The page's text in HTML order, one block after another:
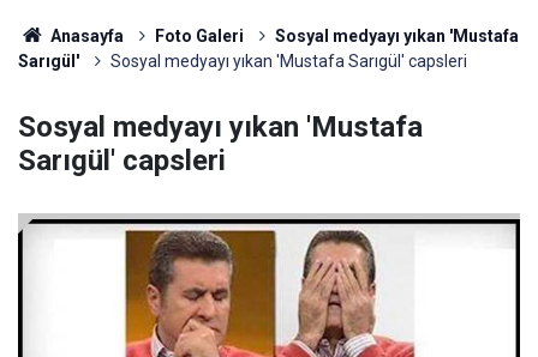
Anasayfa Foto Galeri
Sosyal medyayı yıkan 'Mustafa
Sarıgül'
Sosyal medyayı yıkan 'Mustafa Sarıgül' capsleri
Sosyal medyayı yıkan 'Mustafa
Sarıgül' capsleri